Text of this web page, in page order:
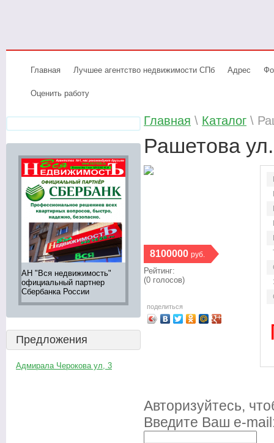
Главная Лучшее агентство недвижимости СПб Адрес
Оценить работу
АН "Вся недвижимость"
официальный партнер
Сбербанка России
Аренда элитной
недвижимости,
большой
Предложения
Адмирала Черокова ул, 3
Главная \ Каталог \
Рашетова
8100000 руб.
Рейтинг:
(0 голосов)
поделиться
Авторизуйтесь,
Введите Ваш e-